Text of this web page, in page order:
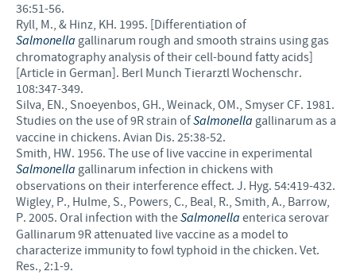
36:51-56.
Ryll, M., & Hinz, KH. 1995. [Differentiation of
Salmonella gallinarum rough and smooth strains using gas
chromatography analysis of their cell-bound fatty acids]
[Article in German]. Berl Munch Tierarztl Wochenschr.
108:347-349.
Silva, EN., Snoeyenbos, GH., Weinack, OM., Smyser CF. 1981.
Studies on the use of 9R strain ofSalmonella gallinarum as a
vaccine in chickens. Avian Dis. 25:38-52.
Smith, HW. 1956. The use of live vaccine in experimental
Salmonella gallinarum infection in chickens with
observations on their interference effect. J. Hyg. 54:419-432.
Wigley, P., Hulme, S., Powers, C., Beal, R., Smith, A., Barrow,
P. 2005. Oral infection with theSalmonella enterica serovar
Gallinarum 9R attenuated live vaccine as a model to
characterize immunity to fowl typhoid in the chicken. Vet.
Res., 2:1-9.